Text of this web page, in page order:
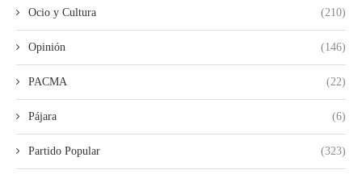
Ocio y Cultura (210)
Opinión (146)
PACMA (22)
Pájara (6)
Partido Popular (323)